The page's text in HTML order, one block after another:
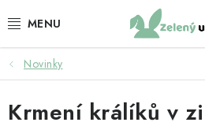
na
KRMIVO PRO KRÁLÍKY
BYLINKY PRO KRÁLÍKY
Novinky
Krmení králíků v